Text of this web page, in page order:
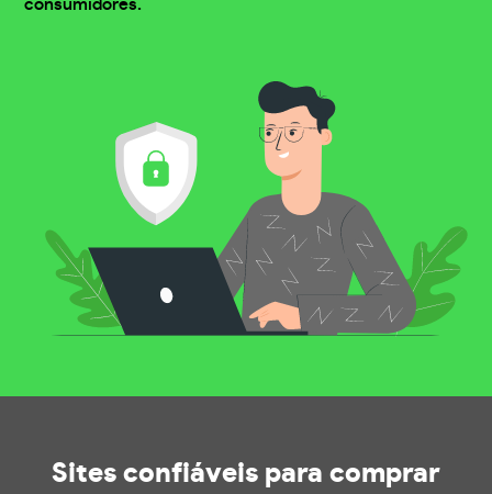
consumidores.
Sites confiáveis para comprar